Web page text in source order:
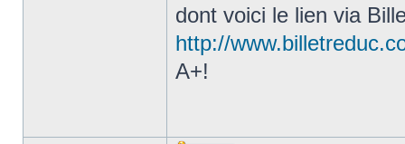
dont voici le lien via
http://
A+!